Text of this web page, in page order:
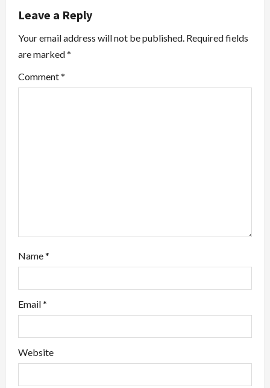
v
i
g
a
Leave a Reply
Your email address will not be published. Required fields
are marked*
Comment*
Name*
Email*
Website